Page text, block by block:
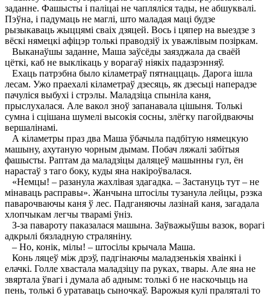
заданне. Фашысты і паліцаі не чапляліся тады, не абшуквалі.
Пэўна, і падумаць не маглі, што маладая маці будзе
рызыкаваць жыццямі сваіх дзяцей. Вось і цяпер на выездзе з
вёскі нямецкі афіцэр толькі праводзіў іх уважлівым позіркам.
Выканаўшы заданне, Маша заўсёды заязджала да сваёй
цёткі, каб не выклікаць у ворагаў ніякіх падазрэнняў.
Ехаць патрэбна было кіламетраў пятнаццаць. Дарога ішла
лесам. Ужо праехалі кіламетраў дзесяць, як дзесьці наперадзе
пачуліся выбухі і стрэлы. Маладзіца спыніла каня,
прыслухалася. Але вакол зноў запанавала цішыня. Толькі
сумна і сцішана шумелі высокія сосны, злёгку пагойдваючы
вершалінамі.
А кіламетры праз два Маша ўбачыла падбітую нямецкую
машыну, ахутаную чорным дымам. Побач ляжалі забітыя
фашысты. Раптам да маладзіцы даляцеў машынны гул, ён
нарастаў з таго боку, куды яна накіроўвалася.
«Немцы! – разанула жахлівая здагадка. – Застануць тут – не
мінаваць расправы». Жанчына штосілы тузанула лейцы, рэзка
паварочваючы каня ў лес. Падганяючы лазінай каня, загадала
хлопчыкам легчы тварамі ўніз.
З-за павароту паказалася машына. Заўважыўшы вазок, ворагі
адкрылі бязладную страляніну.
– Но, конік, мілы! – штосілы крычала Маша.
Конь ляцеў між дрэў, падгінаючы маладзенькія хваінкі і
елачкі. Голле хвастала маладзіцу па руках, твары. Але яна не
звяртала ўвагі і думала аб адным: толькі б не наскочыць на
пень, толькі б уратаваць сыночкаў. Варожыя кулі праляталі то